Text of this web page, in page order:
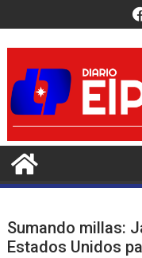
al
contenido
Sumando millas:
Estados Unidos